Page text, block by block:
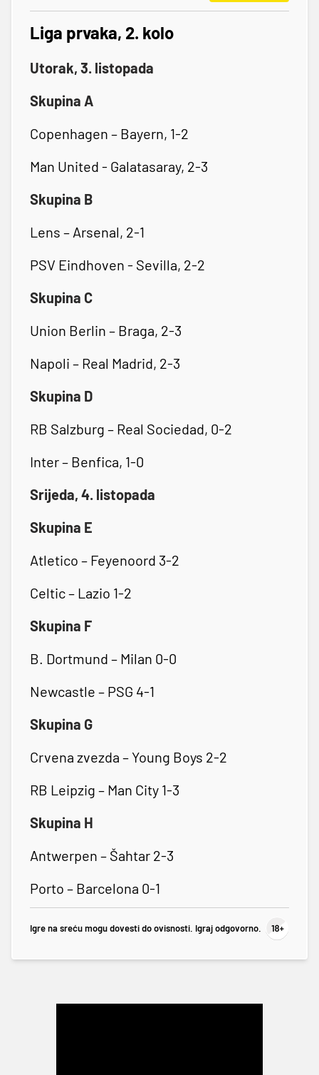
Liga prvaka, 2. kolo
Utorak, 3. listopada
Skupina A
Copenhagen – Bayern, 1-2
Man United - Galatasaray, 2-3
Skupina B
Lens – Arsenal, 2-1
PSV Eindhoven - Sevilla, 2-2
Skupina C
Union Berlin – Braga, 2-3
Napoli – Real Madrid, 2-3
Skupina D
RB Salzburg – Real Sociedad, 0-2
Inter – Benfica, 1-0
Srijeda, 4. listopada
Skupina E
Atletico – Feyenoord 3-2
Celtic – Lazio 1-2
Skupina F
B. Dortmund – Milan 0-0
Newcastle – PSG 4-1
Skupina G
Crvena zvezda – Young Boys 2-2
RB Leipzig – Man City 1-3
Skupina H
Antwerpen – Šahtar 2-3
Porto – Barcelona 0-1
Igre na sreću mogu dovesti do ovisnosti. Igraj odgovorno.